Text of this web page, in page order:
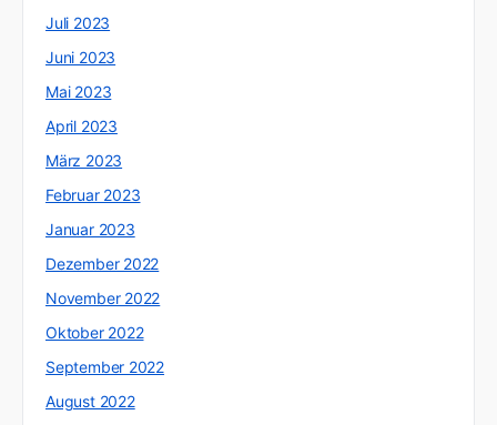
Juli 2023
Juni 2023
Mai 2023
April 2023
März 2023
Februar 2023
Januar 2023
Dezember 2022
November 2022
Oktober 2022
September 2022
August 2022